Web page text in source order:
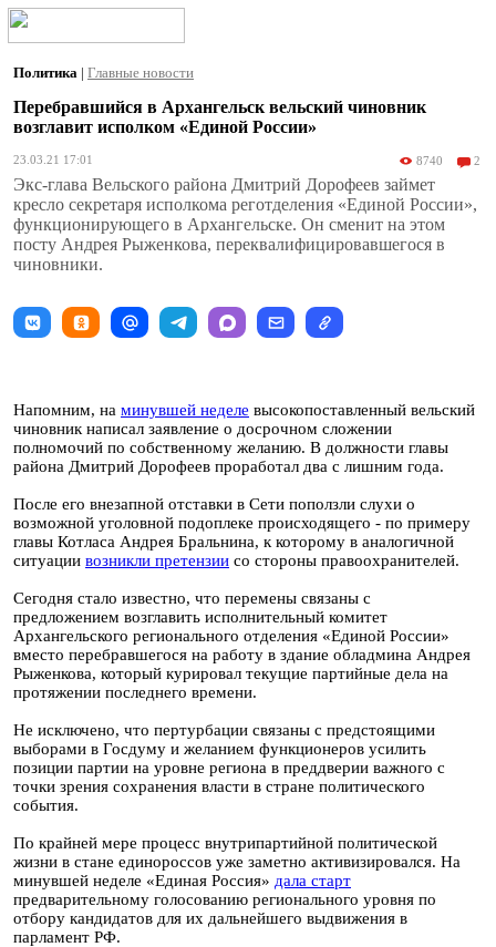
Политика | Главные новости
Перебравшийся в Архангельск вельский чиновник
возглавит исполком «Единой России»
23.03.21 17:01 8740 2
Экс-глава Вельского района Дмитрий Дорофеев займет
кресло секретаря исполкома реготделения «Единой России»,
функционирующего в Архангельске. Он сменит на этом
посту Андрея Рыженкова, переквалифицировавшегося в
чиновники.
Напомним, на минувшей неделе высокопоставленный вельский
чиновник написал заявление о досрочном сложении
полномочий по собственному желанию. В должности главы
района Дмитрий Дорофеев проработал два с лишним года.
После его внезапной отставки в Сети поползли слухи о
возможной уголовной подоплеке происходящего - по примеру
главы Котласа Андрея Бральнина, к которому в аналогичной
ситуации возникли претензии со стороны правоохранителей.
Сегодня стало известно, что перемены связаны с
предложением возглавить исполнительный комитет
Архангельского регионального отделения «Единой России»
вместо перебравшегося на работу в здание обладмина Андрея
Рыженкова, который курировал текущие партийные дела на
протяжении последнего времени.
Не исключено, что пертурбации связаны с предстоящими
выборами в Госдуму и желанием функционеров усилить
позиции партии на уровне региона в преддверии важного с
точки зрения сохранения власти в стране политического
события.
По крайней мере процесс внутрипартийной политической
жизни в стане единороссов уже заметно активизировался. На
минувшей неделе «Единая Россия» дала старт
предварительному голосованию регионального уровня по
отбору кандидатов для их дальнейшего выдвижения в
парламент РФ.